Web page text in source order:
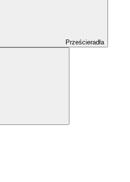
Prześcieradła